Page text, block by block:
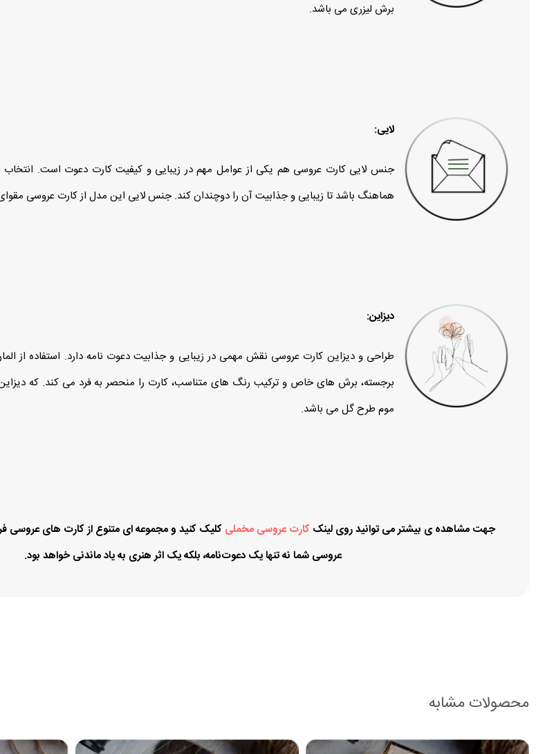
برش لیزری می باشد.
لایی:
جنس لایی کارت عروسی هم یکی از عوامل مهم در زیبایی و کیفیت کارت دعوت است.
هماهنگ باشد تا زیبایی و جذابیت آن را دوچندان کند. جنس لایی این مدل از کارت عروسی
دیزاین:
طراحی و دیزاین کارت عروسی نقش مهمی در زیبایی و جذابیت دعوت‌ نامه دارد. استفاده از
برجسته، برش‌ های خاص و ترکیب رنگ‌ های متناسب، کارت را منحصر به‌ فرد می‌ کند. که
موم طرح گل می باشد.
جهت مشاهده ی بیشتر می توانید روی لینک کارت عروسی مخملی کلیک کنید و مجموعه ای متنوع از کارت های عروسی
عروسی شما نه تنها یک دعوت‌نامه، بلکه یک اثر هنری به یاد ماندنی خواهد بود.
محصولات مشابه